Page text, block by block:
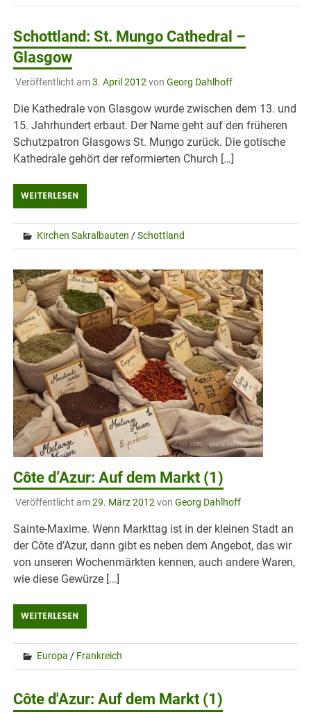
Schottland: St. Mungo Cathedral –
Glasgow
Veröffentlicht am3. April 2012 von Georg Dahlhoff
Die Kathedrale von Glasgow wurde zwischen dem 13. und
15. Jahrhundert erbaut. Der Name geht auf den früheren
Schutzpatron Glasgows St. Mungo zurück. Die gotische
Kathedrale gehört der reformierten Church […]
WEITERLESEN
Kirchen Sakralbauten /Schottland
Côte d’Azur: Auf dem Markt (1)
Veröffentlicht am29. März 2012 von Georg Dahlhoff
Sainte-Maxime. Wenn Markttag ist in der kleinen Stadt an
der Côte d’Azur, dann gibt es neben dem Angebot, das wir
von unseren Wochenmärkten kennen, auch andere Waren,
wie diese Gewürze […]
WEITERLESEN
Europa / Frankreich
Côte d'Azur: Auf dem Markt (1)